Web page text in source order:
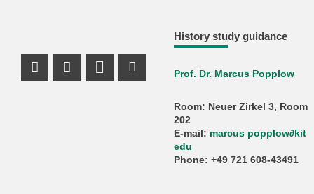
History study guidance
Prof. Dr. Marcus Popplow
Room: Neuer Zirkel 3, Room
202
E-mail: marcus popplow∂kit
edu
Phone: +49 721 608-43491
Instagram ProfileShare on X (Twitter)
Youtube Profile